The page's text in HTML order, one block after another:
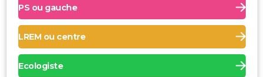
PS ou gauche
LREM ou centre
Ecologiste